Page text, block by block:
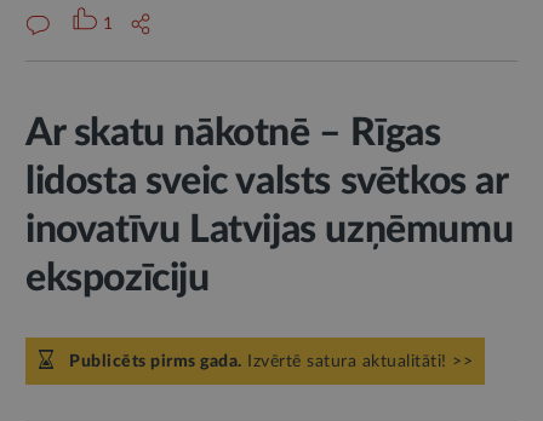
1
Ar skatu nākotnē – Rīgas
lidosta sveic valsts svētkos ar
inovatīvu Latvijas uzņēmumu
ekspozīciju
Publicēts pirms gada. Izvērtē satura aktualitāti! >>